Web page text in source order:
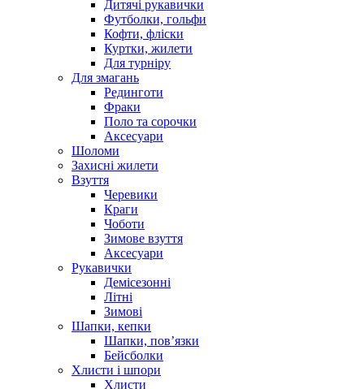
Дитячі рукавички
Футболки, гольфи
Кофти, фліски
Куртки, жилети
Для турніру
Для змагань
Рединготи
Фраки
Поло та сорочки
Аксесуари
Шоломи
Захисні жилети
Взуття
Черевики
Краги
Чоботи
Зимове взуття
Аксесуари
Рукавички
Демісезонні
Літні
Зимові
Шапки, кепки
Шапки, пов’язки
Бейсболки
Хлисти і шпори
Хлисти